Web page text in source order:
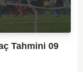
Tahmini 09